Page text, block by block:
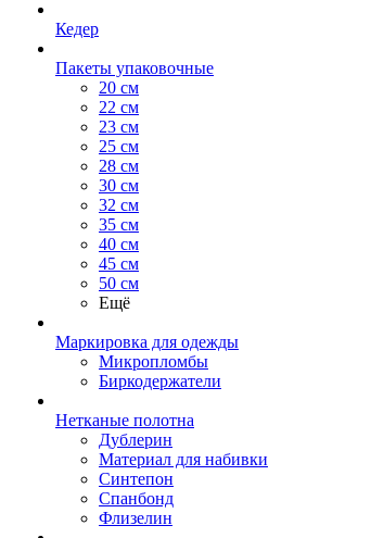
Кедер
Пакеты упаковочные
20 см
22 см
23 см
25 см
28 см
30 см
32 см
35 см
40 см
45 см
50 см
Ещё
Маркировка для одежды
Микропломбы
Биркодержатели
Нетканые полотна
Дублерин
Материал для набивки
Синтепон
Спанбонд
Флизелин